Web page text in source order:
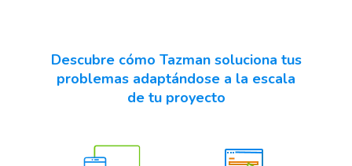
Descubre cómo Tazman soluciona tus
problemas adaptándose a la escala
de tu proyecto